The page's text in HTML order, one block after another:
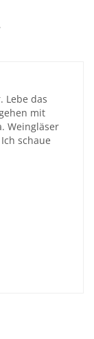
Lebe das
mit
Weingläser
schaue